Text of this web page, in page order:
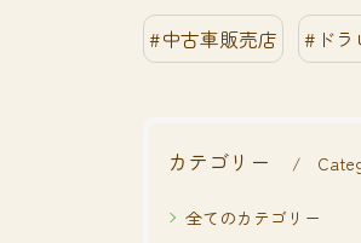
#中古車販売店 #ドラ
カテゴリー
全てのカテゴリー